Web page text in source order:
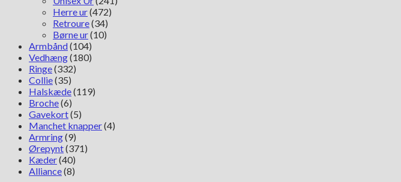
Herre ur(472)
Retroure(34)
Børne ur(10)
Armbånd(104)
Vedhæng(180)
Ringe(332)
Collie(35)
Halskæde(119)
Broche(6)
Gavekort(5)
Manchet knapper(4)
Armring(9)
Ørepynt(371)
Kæder(40)
Alliance(8)